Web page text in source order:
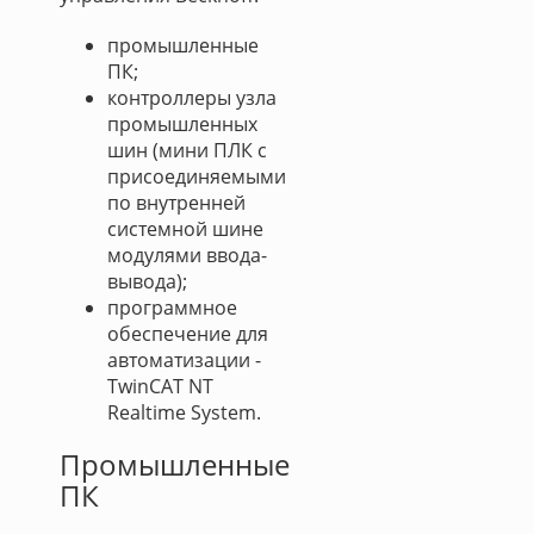
промышленные
ПК;
контроллеры узла
промышленных
шин (мини ПЛК с
присоединяемыми
по внутренней
системной шине
модулями ввода-
вывода);
программное
обеспечение для
автоматизации -
TwinCAT NT
Realtime System.
Промышленные
ПК